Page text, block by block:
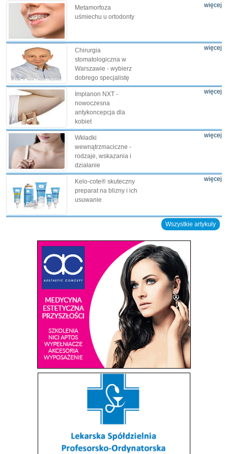
Metamorfoza
uśmiechu u ortodonty
więcej
Chirurgia
stomatologiczna w
Warszawie - wybierz
dobrego specjalistę
więcej
Implanon NXT -
nowoczesna
antykoncepcja dla
kobiet
więcej
Wkładki
wewnątrzmaciczne -
rodzaje, wskazania i
działanie
więcej
Kelo-cote® skuteczny
preparat na blizny i ich
usuwanie
więcej
Wszystkie artykuły